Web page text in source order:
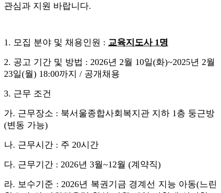
관심과 지원 바랍니다.
1. 모집 분야 및 채용인원 : 교육지도사 1명
2. 공고 기간 및 방법 : 2026년 2월 10일(화)~2025년 2월
23일(월) 18:00까지 / 공개채용
3. 근무 조건
가. 근무장소 : 북서울종합사회복지관 지하 1층 둥근방
(변동 가능)
나. 근무시간 : 주 20시간
다. 근무기간 : 2026년 3월~12월 (계약직)
라. 보수기준 : 2026년 복권기금 경계선 지능 아동(느린